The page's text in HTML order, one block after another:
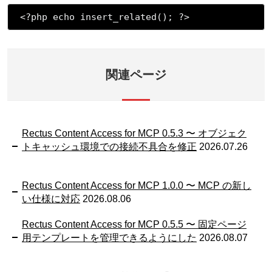
<?php echo insert_related (); ?>
関連ページ
Rectus Content Access for MCP 0.5.3 〜 オブジェク
トキャッシュ環境での接続不具合を修正 2026.07.26
Rectus Content Access for MCP 1.0.0 〜 MCP の新し
い仕様に対応 2026.08.06
Rectus Content Access for MCP 0.5.5 〜 固定ページ
用テンプレートを管理できるようにした 2026.08.07